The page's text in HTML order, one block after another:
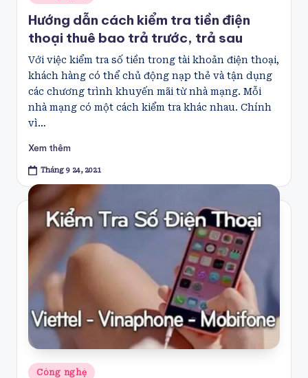
in
Hướng dẫn cách kiểm tra tiền điện
thoại thuê bao trả trước, trả sau
Với việc kiểm tra số tiền trong tài khoản điện thoại,
khách hàng có thể chủ động nạp thẻ và tận dụng
các chương trình khuyến mãi từ nhà mạng. Mỗi
nhà mạng có một cách kiểm tra khác nhau. Chính
vì…
Xem thêm
Tháng 9 24, 2021
Posted
Công nghệ